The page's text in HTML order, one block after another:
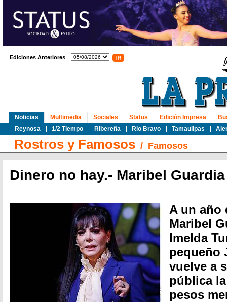
Ediciones Anteriores
Noticias
Reynosa
1/2 Tiempo Ribereña Rio Bravo Tamaulipas
Multimedia Sociales Status Edición Impresa
Rostros y Famosos / Famosos
Dinero no hay.- Maribel Guardia
A un año
Maribel
Imelda
pequeño
vuelve a
pública
pesos